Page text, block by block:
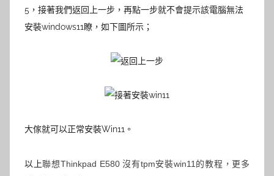
5， 接著我們返回上一步，再點一步就不會提示該電腦無法
安裝windows11瞭 ，如下圖所示；
大傢就可以正常安裝Win11。
以上聯想Thinkpad E580 沒有tpm安裝win11的教程，更多